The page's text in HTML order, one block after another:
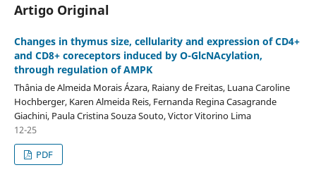
Artigo Original
Changes in thymus size, cellularity and expression of CD4+
and CD8+ coreceptors induced by O-GlcNAcylation,
through regulation of AMPK
Thânia de Almeida Morais Ázara, Raiany de Freitas, Luana Caroline
Hochberger, Karen Almeida Reis, Fernanda Regina Casagrande
Giachini, Paula Cristina Souza Souto, Victor Vitorino Lima
12-25
PDF